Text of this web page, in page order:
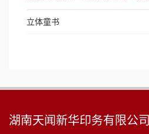
立体童书
立体童书
湖南天闻新华印务有限公司